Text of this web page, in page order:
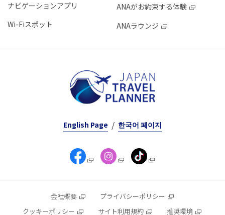
ナビゲーションアプリ
Wi-Fiスポット
ANAがお約束する体験
ANAラウンジ
English Page 한국어 페이지
会社概要
プライバシーポリシー
クッキーポリシー
サイト利用規約 推奨環境